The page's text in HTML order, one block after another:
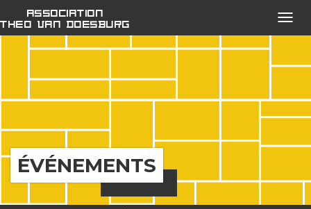
le
Association
Theo van Doesburg
ÉVÉNEMENTS